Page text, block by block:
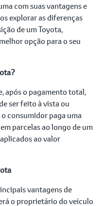
com suas vantagens e
explorar as diferenças
de um Toyota,
opção para o seu
após o pagamento total,
ser feito à vista ou
consumidor paga uma
parcelas ao longo de um
ao valor
vantagens de
o proprietário do veículo